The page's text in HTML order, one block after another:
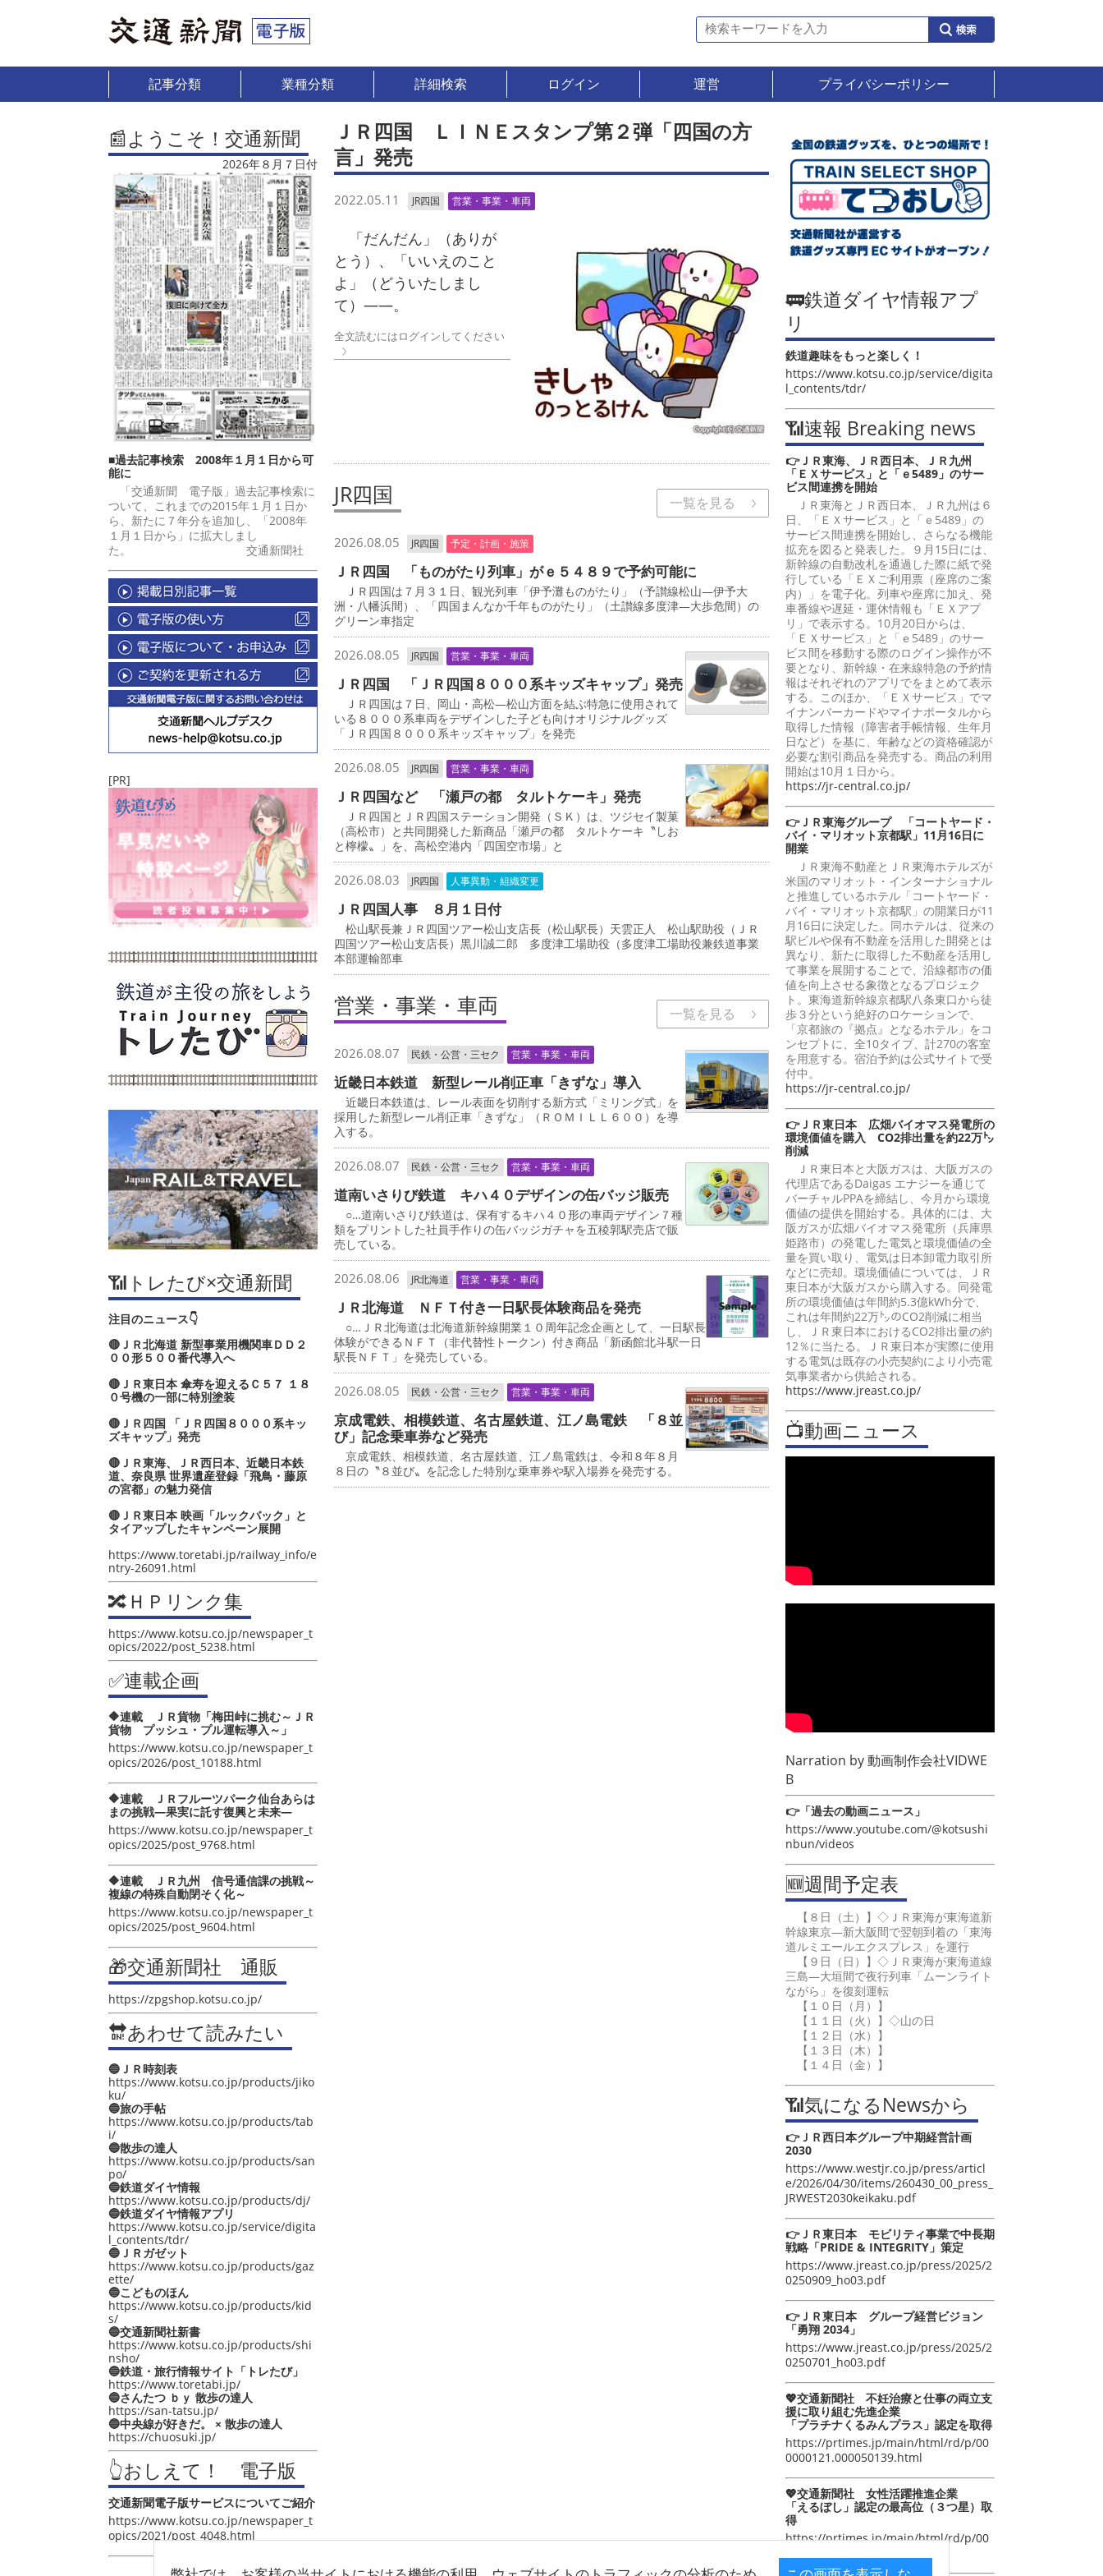
記事分類 業種分類 詳細検索 ログイン 運営 プライバシーポリシー
📰ようこそ！交通新聞
2026年８月７日付
■過去記事検索 2008年１月１日から可
能に
「交通新聞 電子版」過去記事検索に
ついて、これまでの2015年１月１日か
ら、新たに７年分を追加し、「2008年
１月１日から」に拡大しまし
た。 交通新聞社
[PR]
📶トレたび×交通新聞
注目のニュース👇
🔴ＪＲ北海道 新型事業用機関車ＤＤ２
００形５００番代導入へ
🔴ＪＲ東日本 傘寿を迎えるＣ５７ １８
０号機の一部に特別塗装
🔴ＪＲ四国 「ＪＲ四国８０００系キッ
ズキャップ」発売
🔴ＪＲ東海、ＪＲ西日本、近畿日本鉄
道、奈良県 世界遺産登録「飛鳥・藤原
の宮都」の魅力発信
🔴ＪＲ東日本 映画「ルックバック」と
タイアップしたキャンペーン展開
https://www.toretabi.jp/railway_info/e
ntry-26091.html
🔀ＨＰリンク集
https://www.kotsu.co.jp/newspaper_t
opics/2022/post_5238.html
✅連載企画
🔶連載 ＪＲ貨物「梅田峠に挑む～ＪＲ
貨物 プッシュ・プル運転導入～」
https://www.kotsu.co.jp/newspaper_t
opics/2026/post_10188.html
🔶連載 ＪＲフルーツパーク仙台あらは
まの挑戦―果実に託す復興と未来―
https://www.kotsu.co.jp/newspaper_t
opics/2025/post_9768.html
🔶連載 ＪＲ九州 信号通信課の挑戦～
複線の特殊自動閉そく化～
https://www.kotsu.co.jp/newspaper_t
opics/2025/post_9604.html
🎁交通新聞社 通販
https://zpgshop.kotsu.co.jp/
🔛あわせて読みたい
🔵ＪＲ時刻表
https://www.kotsu.co.jp/products/jiko
ku/
🔵旅の手帖
https://www.kotsu.co.jp/products/tab
i/
🔵散歩の達人
https://www.kotsu.co.jp/products/san
po/
🔵鉄道ダイヤ情報
https://www.kotsu.co.jp/products/dj/
🔵鉄道ダイヤ情報アプリ
https://www.kotsu.co.jp/service/digita
l_contents/tdr/
🔵ＪＲガゼット
https://www.kotsu.co.jp/products/gaz
ette/
🔵こどものほん
https://www.kotsu.co.jp/products/kid
s/
🔵交通新聞社新書
https://www.kotsu.co.jp/products/shi
nsho/
🔵鉄道・旅行情報サイト「トレたび」
https://www.toretabi.jp/
🔵さんたつ ｂｙ 散歩の達人
https://san-tatsu.jp/
🔵中央線が好きだ。 × 散歩の達人
https://chuosuki.jp/
👆おしえて！ 電子版
交通新聞電子版サービスについてご紹介
https://www.kotsu.co.jp/newspaper_t
opics/2021/post_4048.html
ＪＲ四国 ＬＩＮＥスタンプ第２弾「四国の方
言」発売
2022.05.11 JR四国 営業・事業・車両
「だんだん」（ありが
とう）、「いいえのこと
よ」（どういたしまし
て）――。
全文読むにはログインしてください
JR四国 一覧を見る
2026.08.05 JR四国 予定・計画・施策
ＪＲ四国 「ものがたり列車」がｅ５４８９で予約可能に
ＪＲ四国は７月３１日、観光列車「伊予灘ものがたり」（予讃線松山―伊予大
洲・八幡浜間）、「四国まんなか千年ものがたり」（土讃線多度津―大歩危間）の
グリーン車指定
2026.08.05 JR四国 営業・事業・車両
ＪＲ四国 「ＪＲ四国８０００系キッズキャップ」発売
ＪＲ四国は７日、岡山・高松―松山方面を結ぶ特急に使用されて
いる８０００系車両をデザインした子ども向けオリジナルグッズ
「ＪＲ四国８０００系キッズキャップ」を発売
2026.08.05 JR四国 営業・事業・車両
ＪＲ四国など 「瀬戸の都 タルトケーキ」発売
ＪＲ四国とＪＲ四国ステーション開発（ＳＫ）は、ツジセイ製菓
（高松市）と共同開発した新商品「瀬戸の都 タルトケーキ〝しお
と檸檬〟」を、高松空港内「四国空市場」と
2026.08.03 JR四国 人事異動・組織変更
ＪＲ四国人事 ８月１日付
松山駅長兼ＪＲ四国ツアー松山支店長（松山駅長）天雲正人 松山駅助役（ＪＲ
四国ツアー松山支店長）黒川誠二郎 多度津工場助役（多度津工場助役兼鉄道事業
本部運輸部車
営業・事業・車両 一覧を見る
2026.08.07 民鉄・公営・三セク 営業・事業・車両
近畿日本鉄道 新型レール削正車「きずな」導入
近畿日本鉄道は、レール表面を切削する新方式「ミリング式」を
採用した新型レール削正車「きずな」（ＲＯＭＩＬＬ６００）を導
入する。
2026.08.07 民鉄・公営・三セク 営業・事業・車両
道南いさりび鉄道 キハ４０デザインの缶バッジ販売
○…道南いさりび鉄道は、保有するキハ４０形の車両デザイン７種
類をプリントした社員手作りの缶バッジガチャを五稜郭駅売店で販
売している。
2026.08.06 JR北海道 営業・事業・車両
ＪＲ北海道 ＮＦＴ付き一日駅長体験商品を発売
○…ＪＲ北海道は北海道新幹線開業１０周年記念企画として、一日駅長
体験ができるＮＦＴ（非代替性トークン）付き商品「新函館北斗駅一日
駅長ＮＦＴ」を発売している。
2026.08.05 民鉄・公営・三セク 営業・事業・車両
京成電鉄、相模鉄道、名古屋鉄道、江ノ島電鉄 「８並
び」記念乗車券など発売
京成電鉄、相模鉄道、名古屋鉄道、江ノ島電鉄は、令和８年８月
８日の〝８並び〟を記念した特別な乗車券や駅入場券を発売する。
🚃鉄道ダイヤ情報アプ
リ
鉄道趣味をもっと楽しく！
https://www.kotsu.co.jp/service/digita
l_contents/tdr/
📶速報 Breaking news
👉ＪＲ東海、ＪＲ西日本、ＪＲ九州
「ＥＸサービス」と「ｅ5489」のサー
ビス間連携を開始
ＪＲ東海とＪＲ西日本、ＪＲ九州は６
日、「ＥＸサービス」と「ｅ5489」の
サービス間連携を開始し、さらなる機能
拡充を図ると発表した。９月15日には、
新幹線の自動改札を通過した際に紙で発
行している「ＥＸご利用票（座席のご案
内）」を電子化。列車や座席に加え、発
車番線や遅延・運休情報も「ＥＸアプ
リ」で表示する。10月20日からは、
「ＥＸサービス」と「ｅ5489」のサー
ビス間を移動する際のログイン操作が不
要となり、新幹線・在来線特急の予約情
報はそれぞれのアプリでをまとめて表示
する。このほか、「ＥＸサービス」でマ
イナンバーカードやマイナポータルから
取得した情報（障害者手帳情報、生年月
日など）を基に、年齢などの資格確認が
必要な割引商品を発売する。商品の利用
開始は10月１日から。
https://jr-central.co.jp/
👉ＪＲ東海グループ 「コートヤード・
バイ・マリオット京都駅」11月16日に
開業
ＪＲ東海不動産とＪＲ東海ホテルズが
米国のマリオット・インターナショナル
と推進しているホテル「コートヤード・
バイ・マリオット京都駅」の開業日が11
月16日に決定した。同ホテルは、従来の
駅ビルや保有不動産を活用した開発とは
異なり、新たに取得した不動産を活用し
て事業を展開することで、沿線都市の価
値を向上させる象徴となるプロジェク
ト。東海道新幹線京都駅八条東口から徒
歩３分という絶好のロケーションで、
「京都旅の『拠点』となるホテル」をコ
ンセプトに、全10タイプ、計270の客室
を用意する。宿泊予約は公式サイトで受
付中。
https://jr-central.co.jp/
👉ＪＲ東日本 広畑バイオマス発電所の
環境価値を購入 CO2排出量を約22万㌧
削減
ＪＲ東日本と大阪ガスは、大阪ガスの
代理店であるDaigas エナジーを通じて
バーチャルPPAを締結し、今月から環境
価値の提供を開始する。具体的には、大
阪ガスが広畑バイオマス発電所（兵庫県
姫路市）の発電した電気と環境価値の全
量を買い取り、電気は日本卸電力取引所
などに売却。環境価値については、ＪＲ
東日本が大阪ガスから購入する。同発電
所の環境価値は年間約5.3億kWh分で、
これは年間約22万㌧のCO2削減に相当
し、ＪＲ東日本におけるCO2排出量の約
12％に当たる。ＪＲ東日本が実際に使用
する電気は既存の小売契約により小売電
気事業者から供給される。
https://www.jreast.co.jp/
📺動画ニュース
Narration by動画制作会社VIDWE
B
👉「過去の動画ニュース」
https://www.youtube.com/@kotsushi
nbun/videos
🆕週間予定表
【８日（土）】◇ＪＲ東海が東海道新
幹線東京―新大阪間で翌朝到着の「東海
道ルミエールエクスプレス」を運行
【９日（日）】◇ＪＲ東海が東海道線
三島―大垣間で夜行列車「ムーンライト
ながら」を復刻運転
【１０日（月）】
【１１日（火）】◇山の日
【１２日（水）】
【１３日（木）】
【１４日（金）】
📶気になるNewsから
👉ＪＲ西日本グループ中期経営計画
2030
https://www.westjr.co.jp/press/articl
e/2026/04/30/items/260430_00_press_
JRWEST2030keikaku.pdf
👉ＪＲ東日本 モビリティ事業で中長期
戦略「PRIDE & INTEGRITY」策定
https://www.jreast.co.jp/press/2025/2
0250909_ho03.pdf
👉ＪＲ東日本 グループ経営ビジョン
「勇翔 2034」
https://www.jreast.co.jp/press/2025/2
0250701_ho03.pdf
💖交通新聞社 不妊治療と仕事の両立支
援に取り組む先進企業
「プラチナくるみんプラス」認定を取得
https://prtimes.jp/main/html/rd/p/00
0000121.000050139.html
💖交通新聞社 女性活躍推進企業
「えるぼし」認定の最高位（３つ星）取
得
https://prtimes.jp/main/html/rd/p/00